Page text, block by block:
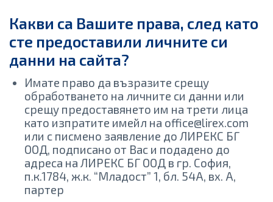
Какви са Вашите права, след като
сте предоставили личните си
данни на сайта?
Имате право да възразите срещу
обработването на личните си данни или
срещу предоставянето им на трети лица
като изпратите имейл на оffice@lirex.com
или с писмено заявление до ЛИРЕКС БГ
ООД, подписано от Вас и подадено до
адреса на ЛИРЕКС БГ ООД в гр. София,
п.к.1784, ж.к. “Младост” 1, бл. 54А, вх. А,
партер